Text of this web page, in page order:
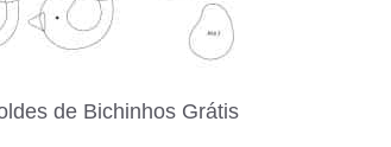
de Bichinhos Grátis